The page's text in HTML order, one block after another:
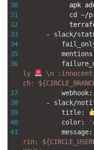
30
31
32
33
34
35
36
37
38
39
40
41
apk
cd
~/
-
slack/
mentions
ly
\n :innocent:
ch:
webhook:
-
slack/
title:
color:
message:
rin: